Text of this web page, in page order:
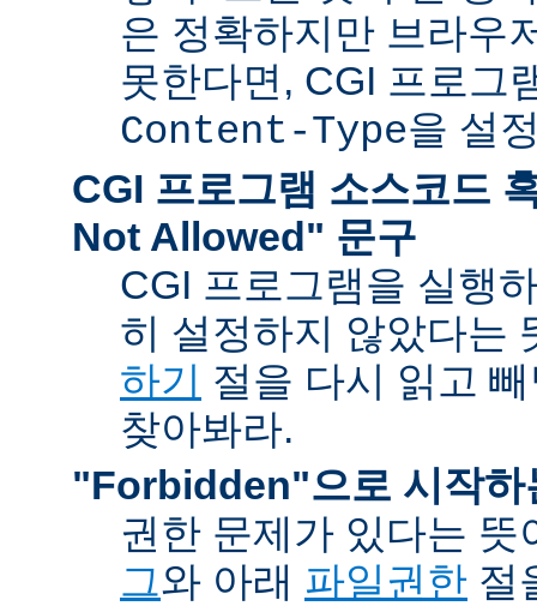
은 정확하지만 브라우
못한다면, CGI 프로그
Content-Type을 설
CGI 프로그램 소스코드
Not Allowed" 문구
CGI 프로그램을 실행
히 설정하지 않았다는
하기 절을 다시 읽고
찾아봐라.
"Forbidden"으로 시작하
권한 문제가 있다는
그와 아래 파일권한 절